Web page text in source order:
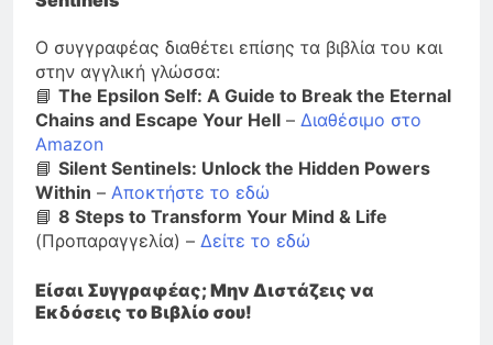
Ο συγγραφέας διαθέτει επίσης τα βιβλία του και
στην αγγλική γλώσσα:
📘 The Epsilon Self: A Guide to Break the Eternal
Chains and Escape Your Hell – Διαθέσιμο στο
Amazon
📘 Silent Sentinels: Unlock the Hidden Powers
Within – Αποκτήστε το εδώ
📘 8 Steps to Transform Your Mind & Life
(Προπαραγγελία) – Δείτε το εδώ
Είσαι Συγγραφέας; Μην Διστάζεις να
Εκδόσεις το Βιβλίο σου!